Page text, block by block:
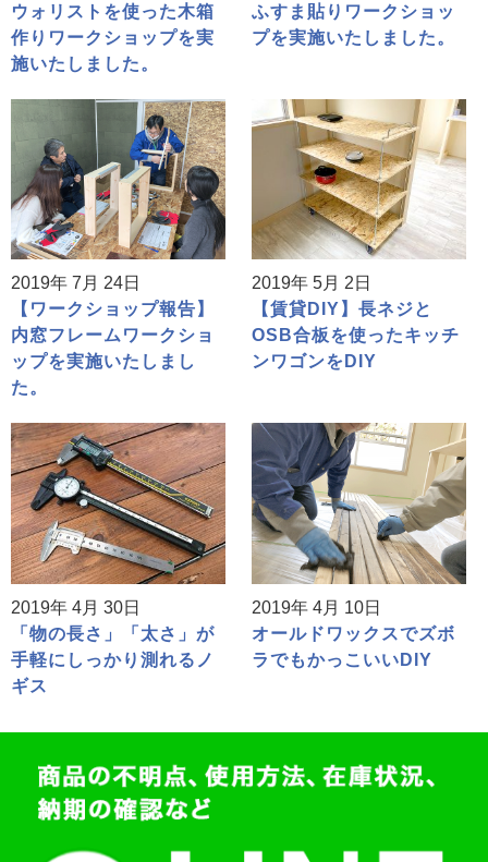
ウォリストを使った木箱
作りワークショップを実
施いたしました。
ふすま貼りワークショッ
プを実施いたしました。
2019年 7月 24日
【ワークショップ報告】
内窓フレームワークショ
ップを実施いたしまし
た。
2019年 5月 2日
【賃貸DIY】長ネジと
OSB合板を使ったキッチ
ンワゴンをDIY
2019年 4月 30日
「物の長さ」「太さ」が
手軽にしっかり測れるノ
ギス
2019年 4月 10日
オールドワックスでズボ
ラでもかっこいいDIY